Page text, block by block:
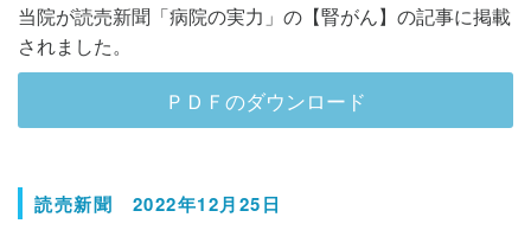
当院が読売新聞「病院の実力」の【腎がん】の記事に掲載
されました。
ＰＤＦのダウンロード
読売新聞 2022年12月25日